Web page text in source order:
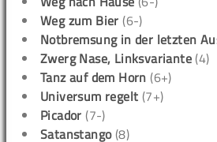
Weg zum Bier (6-)
Notbremsung in der letzten
Zwerg Nase, Linksvariante (4)
Tanz auf dem Horn (6+)
Universum regelt (7+)
Picador (7-)
Satanstango(8)